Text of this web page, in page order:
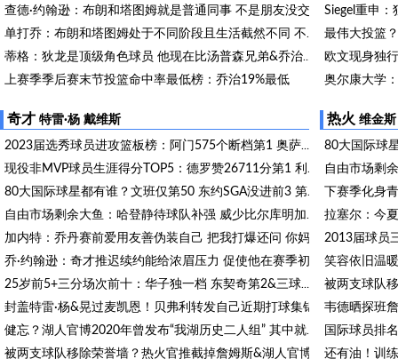
单打乔：布朗和塔图姆处于不同阶段且生活截然不同 不交流正常
蒂格：狄龙是顶级角色球员 他现在比汤普森兄弟&乔治更好
上赛季季后赛末节投篮命中率最低榜：乔治19%最低
奇才 特雷·杨 戴维斯
2023届选秀球员进攻篮板榜：阿门575个断档第1 奥萨尔第3 文班第4
现役非MVP球员生涯得分TOP5：德罗赞26711分第1 利拉德第2欧文第5
80大国际球星都有谁？文班仅第50 东约SGA没进前3 第1桃李满天下
自由市场剩余大鱼：哈登静待球队补强 威少比尔库明加何时落地？
25岁前5+三分场次前十：华子独一档 东契奇第2&三球第3&吹杨第4
封盖特雷·杨&晃过麦凯恩！贝弗利转发自己近期打球集锦
健忘？湖人官博2020年曾发布“我湖历史二人组” 其中就包含詹眉
热火 维金斯
下赛季化身
笑容依旧温